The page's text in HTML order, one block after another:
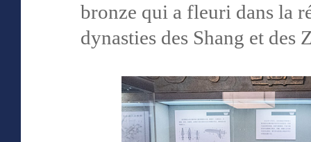
bronze qui a fleuri dans la
dynasties des Shang et